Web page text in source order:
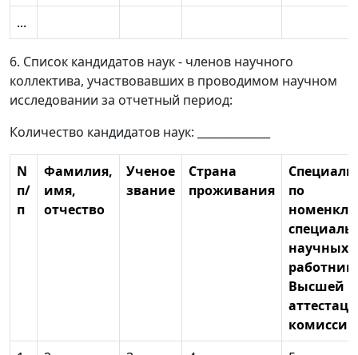
...
6. Список кандидатов наук - членов научного
коллектива, участвовавших в проводимом научном
исследовании за отчетный период:
Количество кандидатов наук: _____________
N
п/
п
Фамилия,
имя,
отчество
Ученое
звание
Страна
проживания
по
научных
Высшей
комиссии